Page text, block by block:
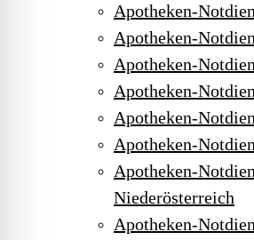
Apotheken-
Apotheken-
Apotheken-
Apotheken-
Apotheken-
Apotheken-
Apotheken-
Niederösterreich
Apotheken-